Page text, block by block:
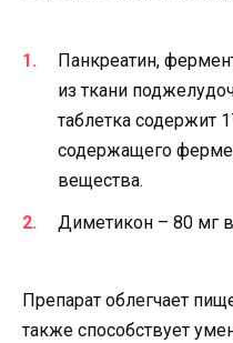
Панкреатин,
из ткани
таблетка содержит
содержащего
вещества.
Диметикон – 80 мг в
Препарат облегчает
также способствует